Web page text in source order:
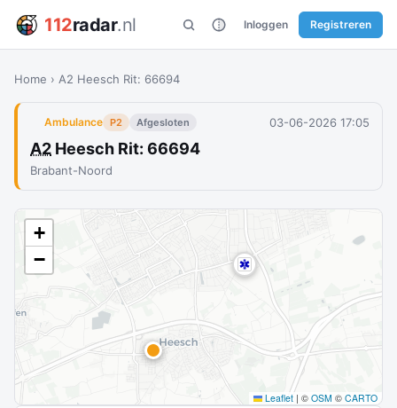
112radar.nl Inloggen Registreren
Home › A2 Heesch Rit: 66694
Ambulance P2 Afgesloten 03-06-2026 17:05
A2 Heesch Rit: 66694
Brabant-Noord
+
−
Leaflet | © OSM © CARTO